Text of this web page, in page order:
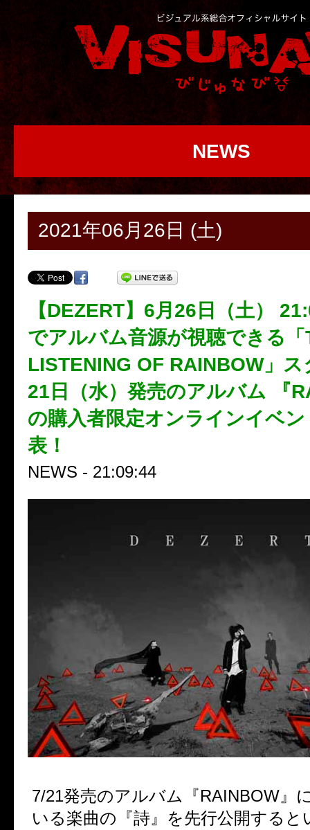
NEWS
2021年06月26日 (土)
【DEZERT】6月26日（土）
でアルバム音源が視聴できる「
LISTENING OF RAINBOW」ス
21日（水）発売のアルバム 『
の購入者限定オンラインイベ
表！
NEWS - 21:09:44
7/21発売のアルバム『RAINBOW』
いる楽曲の『詩』を先行公開すると